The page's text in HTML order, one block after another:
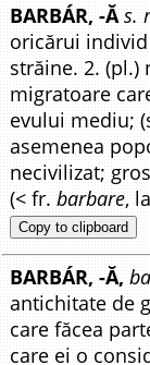
BARBÁR, -Ă s.
oricărui
străine. 2.
migratoare
evului mediu;
asemenea
necivilizat;
(< fr.barbare,
Copy to clipboard
BARBÁR, -Ă,
antichitate de
care făcea
care ei o